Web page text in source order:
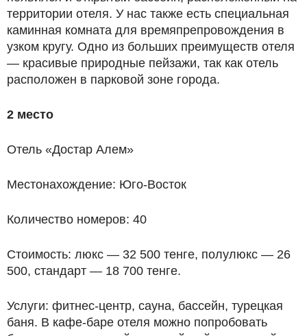
территории отеля. У нас также есть специальная
каминная комната для времяпрепровождения в
узком кругу. Одно из больших преимуществ отеля
— красивые природные пейзажи, так как отель
расположен в парковой зоне города.
2 место
Отель «Достар Алем»
Местонахождение: Юго-Восток
Количество номеров: 40
Стоимость: люкс — 32 500 тенге, полулюкс — 26
500, стандарт — 18 700 тенге.
Услуги: фитнес-центр, сауна, бассейн, турецкая
баня. В кафе-баре отеля можно попробовать